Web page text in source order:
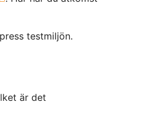
testmiljön.
är det